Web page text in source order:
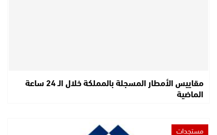
مقاييس الأمطار المسجلة بالمملكة خلال الـ 24 ساعة
الماضية
مستجدات